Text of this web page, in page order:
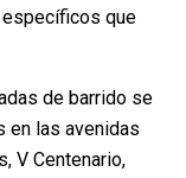
que
de barrido se
en las avenidas
V Centenario,